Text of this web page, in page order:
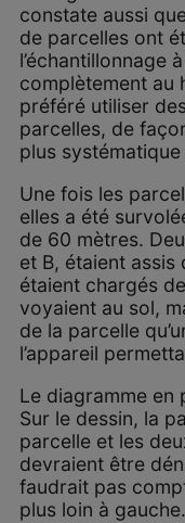
constate aussi
de parcelles ont
l’échantillonnage
complètement au
préféré utiliser
parcelles, de
plus
Une fois les
elles a été
de 60 mètres.
et B, étaient assis
étaient chargés
voyaient au sol,
de la parcelle
l’appareil
Le diagramme en
Sur le dessin, la
parcelle et les
devraient être
faudrait pas
plus loin à